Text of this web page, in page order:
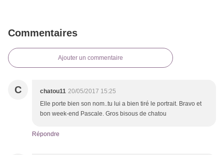
Commentaires
Ajouter un commentaire
C chatou11 20/05/2017 15:25
Elle porte bien son nom..tu lui a bien tiré le portrait. Bravo et
bon week-end Pascale. Gros bisous de chatou
Répondre